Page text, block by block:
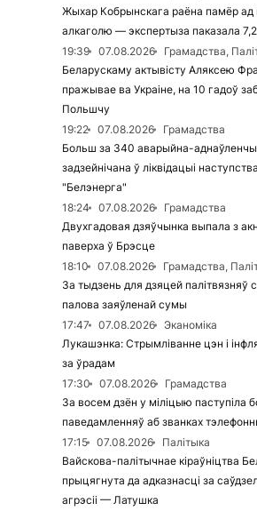
Жыхар Кобрынскага раёна памёр ад
алкаголю — экспертыза паказала
19:39
07.08.2026
Грамадства,
Беларускаму актывісту Аляксею
пражывае ва Украіне, на 10 гадоў
Польшчу
19:22
07.08.2026
Грамадства
Больш за 340 аварыйна-
задзейнічана ў ліквідацыі
"Белэнерга"
18:24
07.08.2026
Грамадства
Двухгадовая дзяўчынка выпала з
паверха ў Брэсце
18:10
07.08.2026
Грамадства,
За тыдзень для дзяцей палітвязняў
палова заяўленай сумы
17:47
07.08.2026
Эканоміка
Лукашэнка: Стрымліванне цэн і
за ўрадам
17:30
07.08.2026
Грамадства
За восем дзён у міліцыю паступіла
паведамленняў аб званках
17:15
07.08.2026
Палітыка
Вайскова-палітычнае кіраўніцтва
прыцягнута да адказнасці за
агрэсіі — Латушка